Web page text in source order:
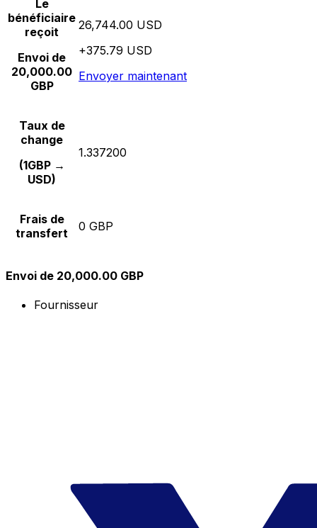
Le
bénéficiaire
reçoit
Envoi de
20,000.00
GBP
26,744.00 USD
+375.79 USD
Envoyer maintenant
Taux de
change
(1GBP →
USD)
1.337200
Frais de
transfert
0 GBP
Envoi de 20,000.00 GBP
Fournisseur